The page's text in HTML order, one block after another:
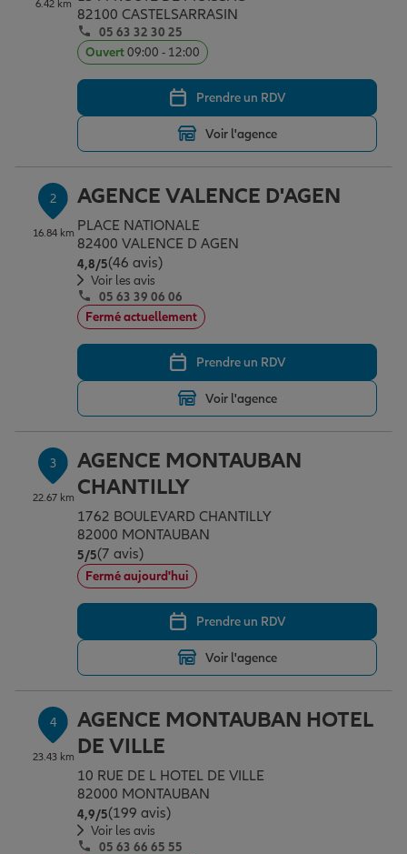
Assurance emprunteur
Prévoyance et dépendance
Assurance animal de compagnie
Protection de la famille
Protection juridique
Épargne & retraite
Plan épargne retraite
Assurance vie
Placements financiers
Investissements immobiliers
Vos projets
Partir en vacances
Déménager
Changer de voiture
Conseil assurance
Outre-mer
Assurance auto
Garantie des accidents de la vie
Assurance scolaire
Protection juridique
Retraite
Tous nos devis d'assurance
Professionnels
6.42 km
82100 CASTELSARRASIN
05 63 32 30 25
Ouvert09:00 - 12:00
Prendre un RDV
Voir l'agence
2
16.84 km
AGENCE VALENCE D'AGEN
PLACE NATIONALE
82400 VALENCE D AGEN
4,8/5Note de 4.8 sur 5
(46 avis)
Voir les avis
05 63 39 06 06
Fermé actuellement
Prendre un RDV
Voir l'agence
3
22.67 km
AGENCE MONTAUBAN
CHANTILLY
1762 BOULEVARD CHANTILLY
82000 MONTAUBAN
5/5Note de 5 sur 5
(7 avis)
Fermé aujourd'hui
Prendre un RDV
Voir l'agence
4
23.43 km
AGENCE MONTAUBAN HOTEL
DE VILLE
10 RUE DE L HOTEL DE VILLE
82000 MONTAUBAN
4,9/5Note de 4.9 sur 5
(199 avis)
Voir les avis
05 63 66 65 55